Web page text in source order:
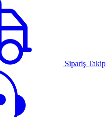
Sipariş Takip